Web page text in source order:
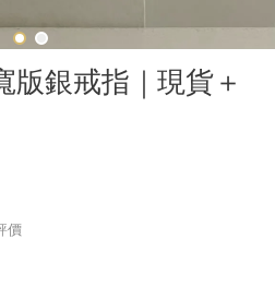
版銀戒指｜現貨＋
價